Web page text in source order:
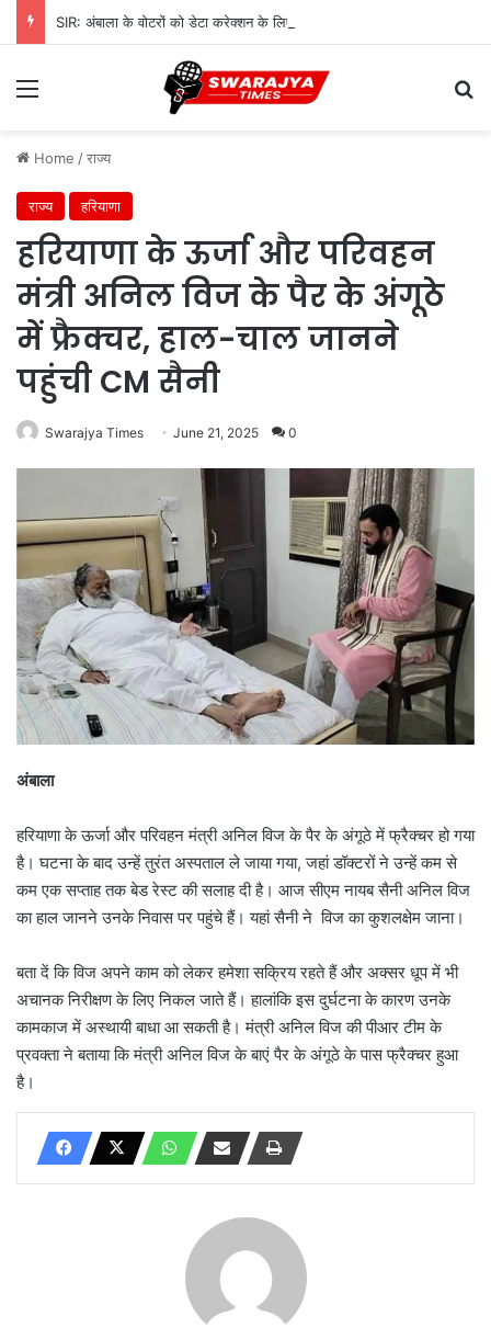
Menu
Home /राज्य
राज्य हरियाणा
हरियाणा के ऊर्जा और परिवहन
मंत्री अनिल विज के पैर के अंगूठे
में फ्रैक्चर, हाल-चाल जानने
पहुंची CM सैनी
Swarajya Times June 21, 2025 0
अंबाला
हरियाणा के ऊर्जा और परिवहन मंत्री अनिल विज के पैर के अंगूठे में फ्रैक्चर हो गया
है। घटना के बाद उन्हें तुरंत अस्पताल ले जाया गया, जहां डॉक्टरों ने उन्हें कम से
कम एक सप्ताह तक बेड रेस्ट की सलाह दी है। आज सीएम नायब सैनी अनिल विज
का हाल जानने उनके निवास पर पहुंचे हैं। यहां सैनी ने विज का कुशलक्षेम जाना।
बता दें कि विज अपने काम को लेकर हमेशा सक्रिय रहते हैं और अक्सर धूप में भी
अचानक निरीक्षण के लिए निकल जाते हैं। हालांकि इस दुर्घटना के कारण उनके
कामकाज में अस्थायी बाधा आ सकती है। मंत्री अनिल विज की पीआर टीम के
प्रवक्ता ने बताया कि मंत्री अनिल विज के बाएं पैर के अंगूठे के पास फ्रैक्चर हुआ
है।